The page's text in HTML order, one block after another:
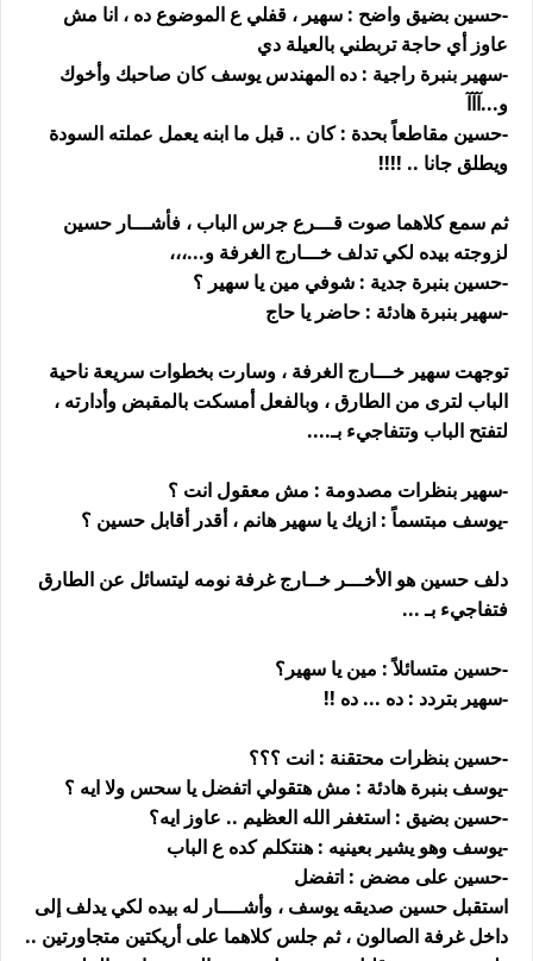
-حسين بضيق واضح : سهير ، قفلي ع الموضوع ده ، انا مش
عاوز أي حاجة تربطني بالعيلة دي
-سهير بنبرة راجية : ده المهندس يوسف كان صاحبك وأخوك
و...آآآ
-حسين مقاطعاً بحدة : كان .. قبل ما ابنه يعمل عملته السودة
ويطلق جانا .. !!!!
ثم سمع كلاهما صوت قـــرع جرس الباب ، فأشـــار حسين
لزوجته بيده لكي تدلف خـــارج الغرفة و...،،،
-حسين بنبرة جدية : شوفي مين يا سهير ؟
-سهير بنبرة هادئة : حاضر يا حاج
توجهت سهير خـــارج الغرفة ، وسارت بخطوات سريعة ناحية
الباب لترى من الطارق ، وبالفعل أمسكت بالمقبض وأدارته ،
لتفتح الباب وتتفاجيء بـ....
-سهير بنظرات مصدومة : مش معقول انت ؟
-يوسف مبتسماً : ازيك يا سهير هانم ، أقدر أقابل حسين ؟
دلف حسين هو الأخـــر خــارج غرفة نومه ليتسائل عن الطارق
فتفاجيء بـ ...
-حسين متسائلاً : مين يا سهير؟
-سهير بتردد : ده ... ده !!
-حسين بنظرات محتقنة : انت ؟؟؟
-يوسف بنبرة هادئة : مش هتقولي اتفضل يا سحس ولا ايه ؟
-حسين بضيق : استغفر الله العظيم .. عاوز ايه؟
-يوسف وهو يشير بعينيه : هنتكلم كده ع الباب
-حسين على مضض : اتفضل
استقبل حسين صديقه يوسف ، وأشــــار له بيده لكي يدلف إلى
داخل غرفة الصالون ، ثم جلس كلاهما على أريكتين متجاورتين ..